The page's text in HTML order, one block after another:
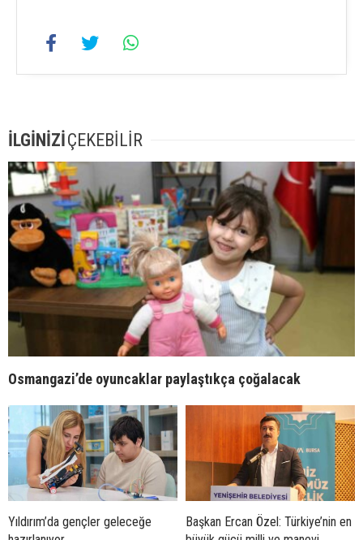
İLGİNİZİÇEKEBİLİR
Osmangazi’de oyuncaklar paylaştıkça çoğalacak
Yıldırım’da gençler geleceğe
Başkan Ercan Özel: Türkiye’nin en